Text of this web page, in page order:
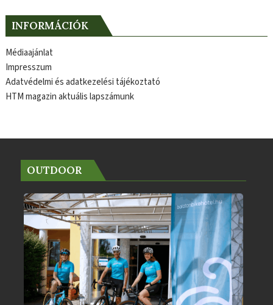
INFORMÁCIÓK
Médiaajánlat
Impresszum
Adatvédelmi és adatkezelési tájékoztató
HTM magazin aktuális lapszámunk
OUTDOOR